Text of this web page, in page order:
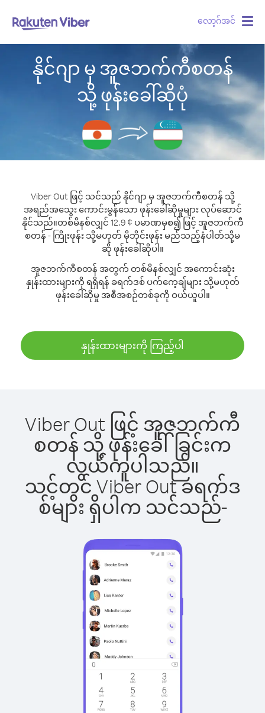
လော့ဂ်အင်
နိုင်ဂျာ မှ အူဇဘက်ကီစတန်
သို့ ဖုန်းခေါ်ဆိုပုံ
Viber Out ဖြင့် သင်သည် နိုင်ဂျာ မှ အူဇဘက်ကီစတန် သို့
အရည်အသွေး ကောင်းမွန်သော ဖုန်းခေါ်ဆိုမှုများ လုပ်ဆောင်
နိုင်သည်။တစ်မိနစ်လျှင် 12.9 ¢ ပမာဏမှစ၍ ဖြင့် အူဇဘက်ကီ
စတန် - ကြိုးဖုန်း သို့မဟုတ် မိုဘိုင်းဖုန်း မည်သည့်နံပါတ်သို့မ
ဆို ဖုန်းခေါ်ဆိုပါ။
အူဇဘက်ကီစတန် အတွက် တစ်မိနစ်လျှင် အကောင်းဆုံး
နှုန်းထားများကို ရရှိရန် ခရက်ဒစ် ပက်ကေ့ချ်များ သို့မဟုတ်
ဖုန်းခေါ်ဆိုမှု အစီအစဉ်တစ်ခုကို ဝယ်ယူပါ။
နှုန်းထားများကို ကြည့်ပါ
Viber Out ဖြင့် အူဇဘက်ကီ
စတန် သို့ ဖုန်းခေါ်ခြင်းက
လွယ်ကူပါသည်။
သင့်တွင် Viber Out ခရက်ဒ
စ်များ ရှိပါက သင်သည်-